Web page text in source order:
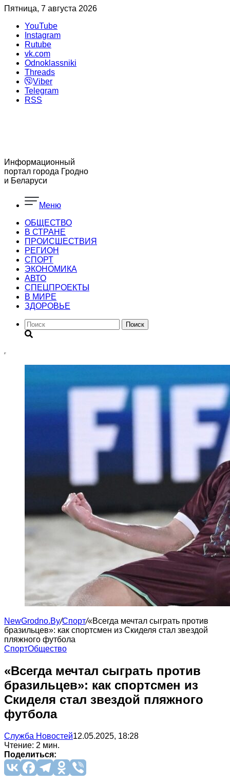
Пятница, 7 августа 2026
YouTube
Instagram
Rutube
vk.com
Odnoklassniki
Threads
Viber
Telegram
RSS
Информационный
портал города Гродно
и Беларуси
Меню
ОБЩЕСТВО
В СТРАНЕ
ПРОИСШЕСТВИЯ
РЕГИОН
CПОРТ
ЭКОНОМИКА
АВТО
СПЕЦПРОЕКТЫ
В МИРЕ
ЗДОРОВЬЕ
Поиск
NewGrodno.By/Cпорт/«Всегда мечтал сыграть против
бразильцев»: как спортсмен из Скиделя стал звездой
пляжного футбола
CпортОбщество
«Всегда мечтал сыграть против
бразильцев»: как спортсмен из
Скиделя стал звездой пляжного
футбола
Служба Новостей12.05.2025, 18:28
Чтение: 2 мин.
Поделиться: